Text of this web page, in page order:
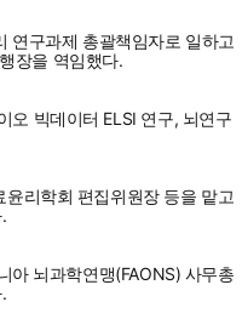
연구과제 총괄책임자로 일하고
장을 역임했다.
오 빅데이터 ELSI 연구, 뇌연구
리학회 편집위원장 등을 맡고
아 뇌과학연맹(FAONS) 사무총